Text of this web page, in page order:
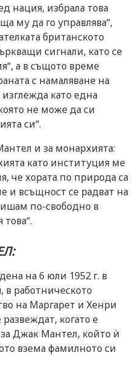
нация, избрала това
му да го управлява“,
британското
сигнали, като се
а в същото време
с намаляване на
като една
не може да си
си“.
и за монархията:
като институция ме
че хората по природа са
и всъщност се радват на
по-свободно в
на 6 юли 1952 г. в
в работническото
на Маргарет и Хенри
когато е
Джак Мантел, който ѝ
взема фамилното си